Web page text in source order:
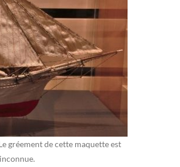
gréement de cette maquette est